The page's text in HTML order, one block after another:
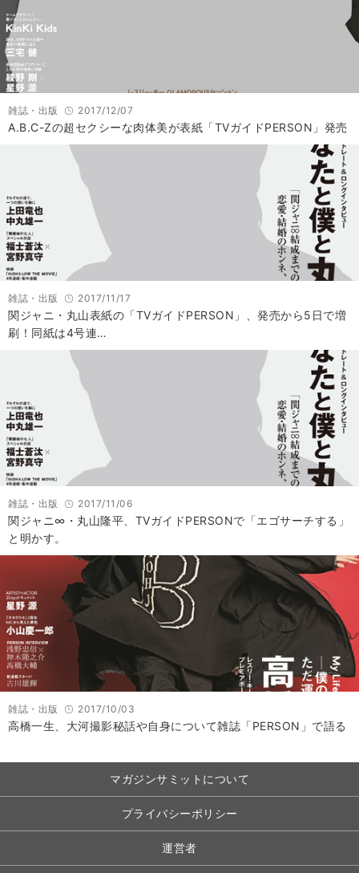
雑誌・出版 2017/12/07
A.B.C-Zの超セクシーな肉体美が表紙「TVガイドPERSON」発売
雑誌・出版 2017/11/17
関ジャニ・丸山表紙の「TVガイドPERSON」、発売から5日で増
刷！同紙は4号連…
雑誌・出版 2017/11/06
関ジャニ∞・丸山隆平、TVガイドPERSONで「エゴサーチする」
と明かす。
雑誌・出版 2017/10/03
高橋一生、大河撮影秘話や自身について雑誌「PERSON」で語る
マガジンサミットについて
プライバシーポリシー
運営者